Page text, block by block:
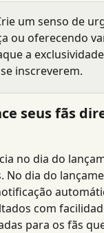
um senso de
ou oferecendo
a
inscreverem.
seus fãs
no dia do
No dia do
com
para os fãs